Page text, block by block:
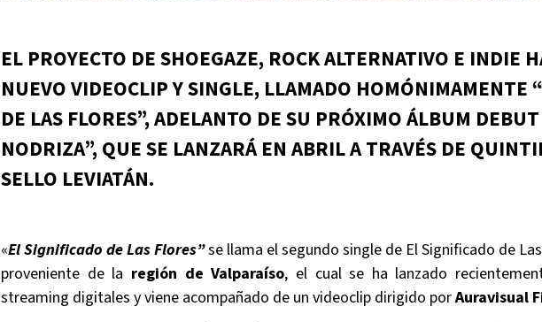
EL PROYECTO DE SHOEGAZE, ROCK ALTERNATIVO E INDIE
NUEVO VIDEOCLIP Y SINGLE, LLAMADO HOMÓNIMAMENTE
DE LAS FLORES”, ADELANTO DE SU PRÓXIMO ÁLBUM
NODRIZA”, QUE SE LANZARÁ EN ABRIL A TRAVÉS DE
SELLO LEVIATÁN.
«El Significado de Las Flores”se llama el segundo single de El Significado de
proveniente de la región de Valparaíso, el cual se ha lanzado
streaming digitales y viene acompañado de un videoclip dirigido porAuravisual